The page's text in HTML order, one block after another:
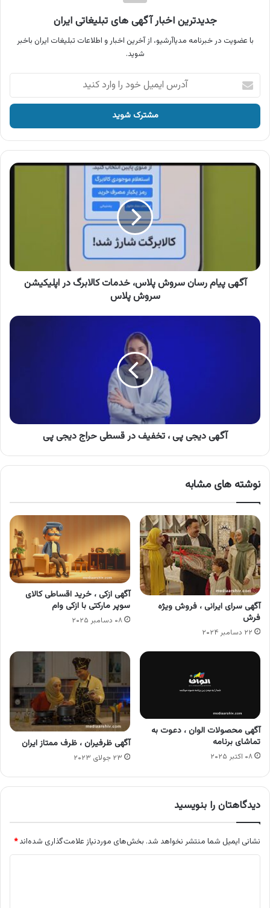
جدیدترین اخبار آگهی های تبلیغاتی ایران
با عضویت در خبرنامه مدیاآرشیو، از آخرین اخبار و اطلاعات تبلیغات ایران باخبر
شوید.
آدرس
ایمیل
خود
وارد
کنید
آگهی
اپلیکیشن
سروشآگهی پیام رسان سروش پلاس، خدمات کالابرگ در اپلیکیشن
سروش پلاس
آگهی
دیجی
آگهی دیجی پی ، تخفیف در قسطی حراج دیجی پی
نوشته های مشابه
آگهی سرای ایرانی ، فروش ویژه
فرش
۲۲ دسامبر ۲۰۲۴
آگهی ازکی ، خرید اقساطی کالای
سوپر مارکتی با ازکی وام
۰۸ دسامبر ۲۰۲۵
آگهی محصولات الوان ، دعوت به
تماشای برنامه
۰۸ اکتبر ۲۰۲۵
آگهی ظرفیران ، ظرف ممتاز ایران
۲۳ جولای ۲۰۲۳
دیدگاهتان را بنویسید
نشانی ایمیل شما منتشر نخواهد شد. بخش‌های موردنیاز علامت‌گذاری شده‌اند*